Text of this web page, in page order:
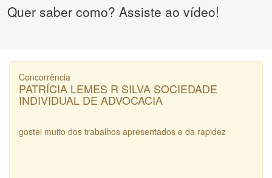
Quer saber como? Assiste ao vídeo!
Concorrência
PATRÍCIA LEMES R SILVA SOCIEDADE
INDIVIDUAL DE ADVOCACIA
gostei muito dos trabalhos apresentados e da rapidez